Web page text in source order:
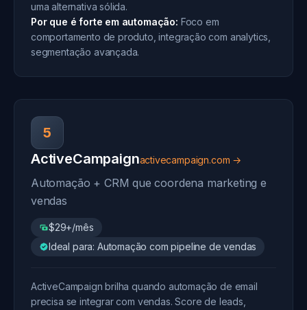
uma alternativa sólida.
Por que é forte em automação: Foco em
comportamento de produto, integração com analytics,
segmentação avançada.
5
ActiveCampaignactivecampaign.com →
Automação + CRM que coordena marketing e
vendas
$29+/mês
Ideal para: Automação com pipeline de vendas
ActiveCampaign brilha quando automação de email
precisa se integrar com vendas. Score de leads,